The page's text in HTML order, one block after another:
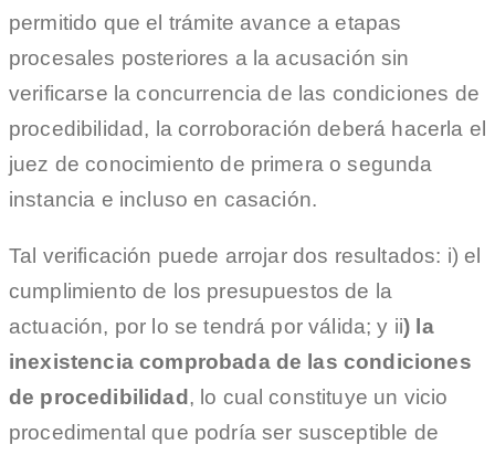
permitido que el trámite avance a etapas
procesales posteriores a la acusación sin
verificarse la concurrencia de las condiciones de
procedibilidad, la corroboración deberá hacerla el
juez de conocimiento de primera o segunda
instancia e incluso en casación.
Tal verificación puede arrojar dos resultados: i) el
cumplimiento de los presupuestos de la
actuación, por lo se tendrá por válida; y ii) la
inexistencia comprobada de las condiciones
de procedibilidad , lo cual constituye un vicio
procedimental que podría ser susceptible de